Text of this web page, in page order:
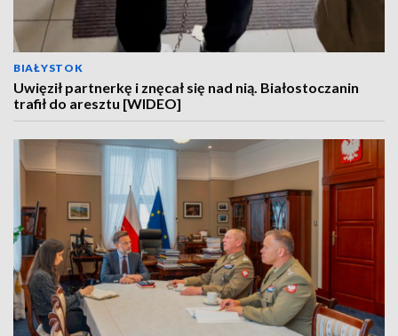
BIAŁYSTOK
Uwięził partnerkę i znęcał się nad nią. Białostoczanin
trafił do aresztu [WIDEO]